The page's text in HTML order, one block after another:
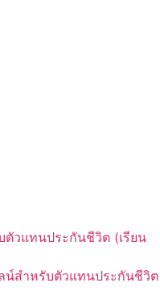
วแทนประกันชีวิต (เรียน
น์สำหรับตัวแทนประกันชีวิต